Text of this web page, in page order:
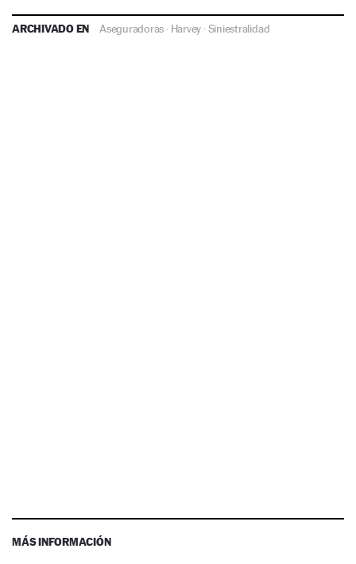
ARCHIVADO EN Aseguradoras · Harvey ·Siniestralidad
MÁS INFORMACIÓN